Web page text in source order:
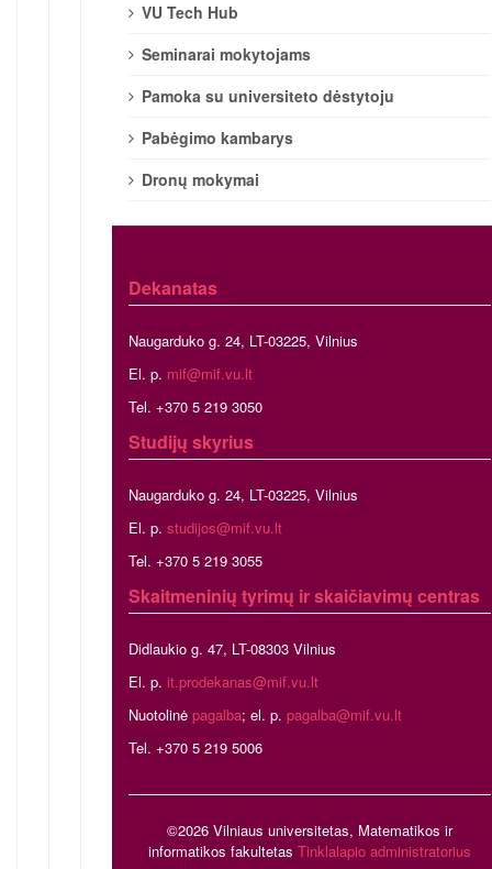
VU Tech Hub
Seminarai mokytojams
Pamoka su universiteto dėstytoju
Pabėgimo kambarys
Dronų mokymai
Dekanatas
Naugarduko g. 24, LT-03225, Vilnius
El. p. mif@mif.vu.lt
Tel. +370 5 219 3050
Studijų skyrius
Naugarduko g. 24, LT-03225, Vilnius
El. p. studijos@mif.vu.lt
Tel. +370 5 219 3055
Skaitmeninių tyrimų ir skaičiavimų centras
Didlaukio g. 47, LT-08303 Vilnius
El. p. it.prodekanas@mif.vu.lt
Nuotolinė pagalba; el. p. pagalba@mif.vu.lt
Tel. +370 5 219 5006
©2026 Vilniaus universitetas, Matematikos ir
informatikos fakultetas Tinklalapio administratorius